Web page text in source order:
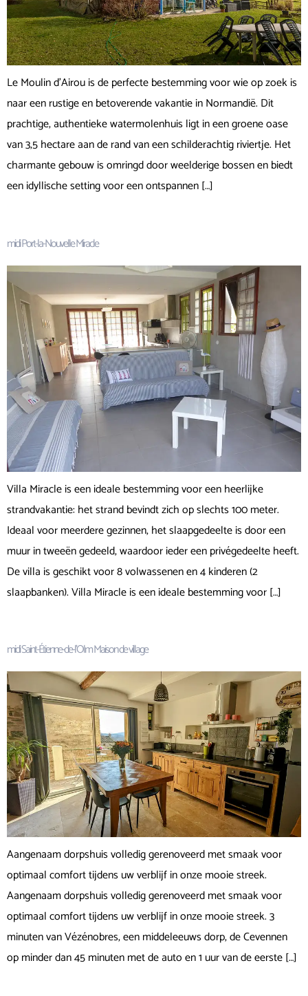
Le Moulin d’Airou is de perfecte bestemming voor wie op zoek is
naar een rustige en betoverende vakantie in Normandië. Dit
prachtige, authentieke watermolenhuis ligt in een groene oase
van 3,5 hectare aan de rand van een schilderachtig riviertje. Het
charmante gebouw is omringd door weelderige bossen en biedt
een idyllische setting voor een ontspannen […]
midi Port-la-Nouvelle Miracle
Villa Miracle is een ideale bestemming voor een heerlijke
strandvakantie: het strand bevindt zich op slechts 100 meter.
Ideaal voor meerdere gezinnen, het slaapgedeelte is door een
muur in tweeën gedeeld, waardoor ieder een privégedeelte heeft.
De villa is geschikt voor 8 volwassenen en 4 kinderen (2
slaapbanken). Villa Miracle is een ideale bestemming voor […]
midi Saint-Étienne-de-l’Olm Maison de village
Aangenaam dorpshuis volledig gerenoveerd met smaak voor
optimaal comfort tijdens uw verblijf in onze mooie streek.
Aangenaam dorpshuis volledig gerenoveerd met smaak voor
optimaal comfort tijdens uw verblijf in onze mooie streek. 3
minuten van Vézénobres, een middeleeuws dorp, de Cevennen
op minder dan 45 minuten met de auto en 1 uur van de eerste […]